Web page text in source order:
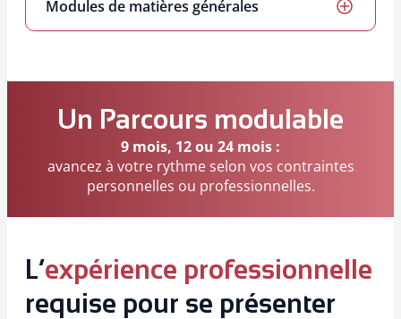
explore les bases de l’entrepreneuriat et de la
Modules de matières générales
Un Parcours modulable
9 mois, 12 ou 24 mois :
avancez à votre rythme selon vos contraintes
personnelles ou professionnelles.
L’expérience professionnelle
requise pour se présenter